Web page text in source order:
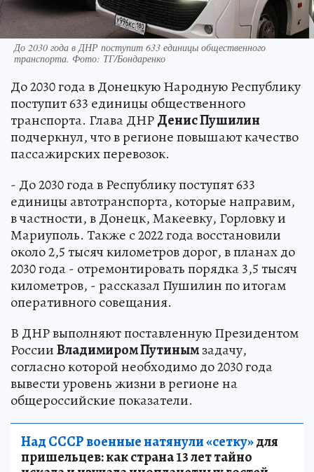
До 2030 года в ДНР поступит 633 единицы общественного
транспорта. Фото: ТГ/Бондаренко
До 2030 года в Донецкую Народную Республику
поступит 633 единицы общественного
транспорта. Глава ДНРДенис Пушилин
подчеркнул, что в регионе повышают качество
пассажирских перевозок.
- До 2030 года в Республику поступят 633
единицы автотранспорта, которые направим,
в частности, в Донецк, Макеевку, Горловку и
Мариуполь. Также с 2022 года восстановили
около 2,5 тысяч километров дорог, в планах до
2030 года - отремонтировать порядка 3,5 тысяч
километров, - рассказал Пушилин по итогам
оперативного совещания.
В ДНР выполняют поставленную Президентом
РоссииВладимиром Путинымзадачу,
согласно которой необходимо до 2030 года
вывести уровень жизни в регионе на
общероссийские показатели.
Над СССР военные натянули «сетку»для
пришельцев: как страна 13 лет тайно